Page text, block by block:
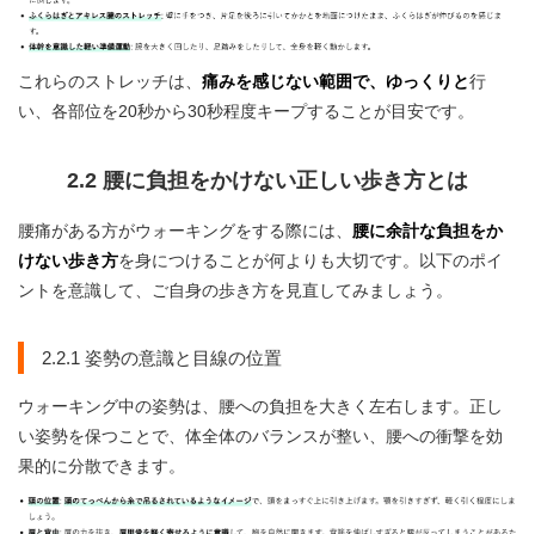
これらのストレッチは、 痛みを感じない範囲で、ゆっくりと行
い、各部位を20秒から30秒程度キープすることが目安です。
2.2 腰に負担をかけない正しい歩き方とは
腰痛がある方がウォーキングをする際には、 腰に余計な負担をか
けない歩き方を身につけることが何よりも大切です。以下のポイ
ントを意識して、ご自身の歩き方を見直してみましょう。
2.2.1 姿勢の意識と目線の位置
ウォーキング中の姿勢は、腰への負担を大きく左右します。正し
い姿勢を保つことで、体全体のバランスが整い、腰への衝撃を効
果的に分散できます。